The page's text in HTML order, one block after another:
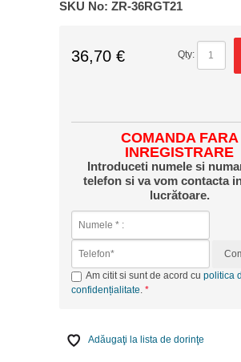
SKU No: ZR-36RGT21
36,70 € Qty:
COMANDA FARA
INREGISTRARE
Introduceti numele si
telefon si va vom contacta
lucrătoare.
Am citit si sunt de acord cu politica
confidențialitate.
Adăugaţi la lista de dorinţe